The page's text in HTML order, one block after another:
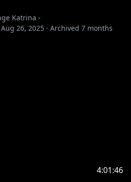
様 / Audiostock様
Katrina -
Aug 26, 2025 · Archived 7 months
4:01:46